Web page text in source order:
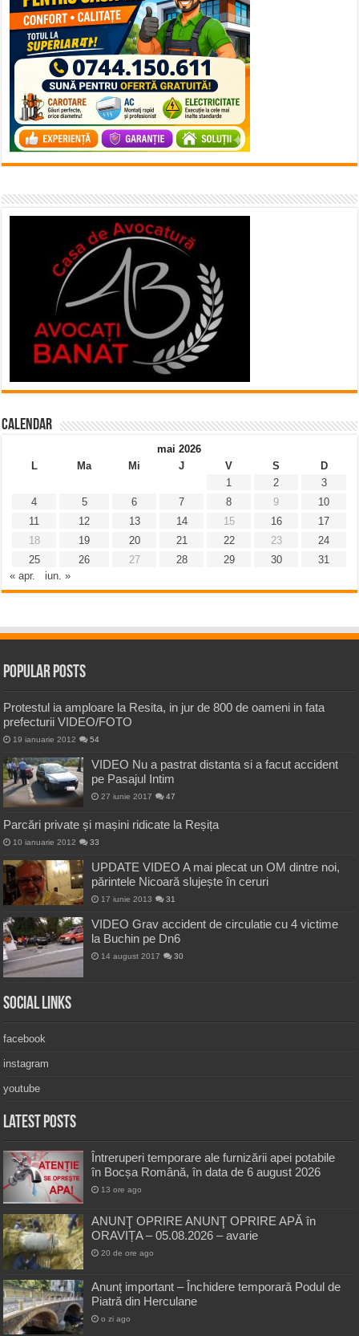
Calendar
mai 2026
L
Ma Mi J V S
D
1
2
3
4
5 6 7 8 9
10
11
12 13 14 15 16
17
18
19 20 21 22 23
24
25
26 27 28 29 30
31
« apr.
iun. »
Popular Posts
Protestul ia amploare la Resita, in jur de 800 de oameni in fata
prefecturii VIDEO/FOTO
19 ianuarie 2012 54
VIDEO Nu a pastrat distanta si a facut accident
pe Pasajul Intim
27 iunie 2017 47
Parcări private și mașini ridicate la Reșița
10 ianuarie 2012 33
UPDATE VIDEO A mai plecat un OM dintre noi,
părintele Nicoară slujește în ceruri
17 iunie 2013 31
VIDEO Grav accident de circulatie cu 4 victime
la Buchin pe Dn6
14 august 2017 30
Social Links
facebook
instagram
youtube
Latest Posts
Întreruperi temporare ale furnizării apei potabile
în Bocșa Română, în data de 6 august 2026
13 ore ago
ANUNŢ OPRIRE ANUNŢ OPRIRE APĂ în
ORAVIȚA – 05.08.2026 – avarie
20 de ore ago
Anunț important – Închidere temporară Podul de
Piatră din Herculane
o zi ago